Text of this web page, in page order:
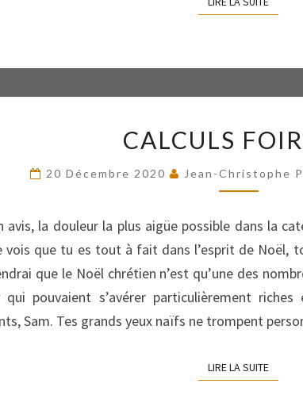
FOIREUX
CALCULS
20 Décembre 2020 Jean-Christophe
avis, la douleur la plus aigüe possible dans la
vois que tu es tout à fait dans l’esprit de Noël,
que le Noël chrétien n’est qu’une des
qui pouvaient s’avérer particulièrement
Sam. Tes grands yeux naïfs ne trompent
LIRE LA SUITELIRE LA